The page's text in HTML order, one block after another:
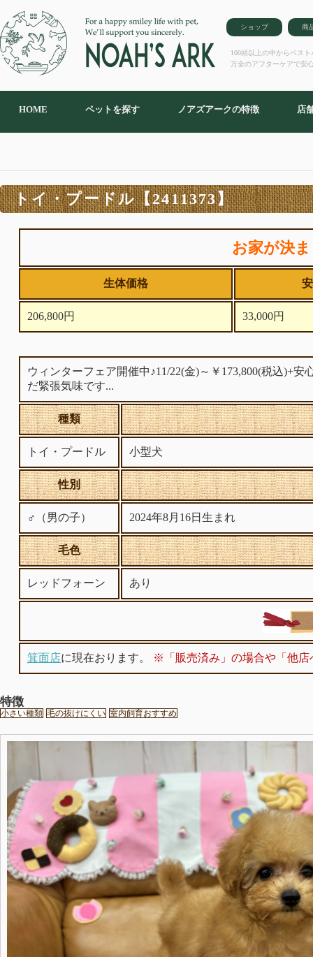
ショップ 商
100頭以上の中からベス
万全のアフターケアで安
HOME ペットを探す ノアズアークの特徴 店
トイ・プードル【2411373】
お家が決
生体価格
206,800円 33,000円
ウィンターフェア開催中♪11/22(金)～￥173,800(税
だ緊張気味です...
種類
トイ・プードル 小型犬
性別
♂（男の子） 2024年8月16日生まれ
毛色
レッドフォーン あり
箕面店に現在おります。 ※「販売済み」の場合や「他店
特徴
小さい種類 毛の抜けにくい 室内飼育おすすめ